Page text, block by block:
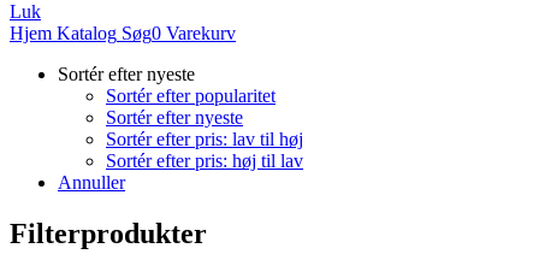
Luk
Hjem Katalog Søg0 Varekurv
Sortér efter nyeste
Sortér efter popularitet
Sortér efter nyeste
Sortér efter pris: lav til høj
Sortér efter pris: høj til lav
Annuller
Filterprodukter